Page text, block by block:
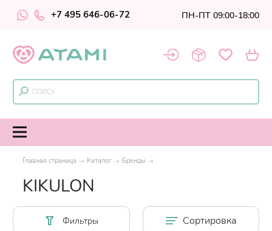
+7 495 646-06-72 ПН-ПТ 09:00-18:00
Главная страница Каталог Бренды
KIKULON
Фильтры Сортировка